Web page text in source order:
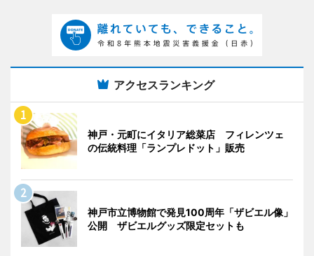
アクセスランキング
神戸・元町にイタリア総菜店 フィレンツェ
の伝統料理「ランプレドット」販売
神戸市立博物館で発見100周年「ザビエル像」
公開 ザビエルグッズ限定セットも